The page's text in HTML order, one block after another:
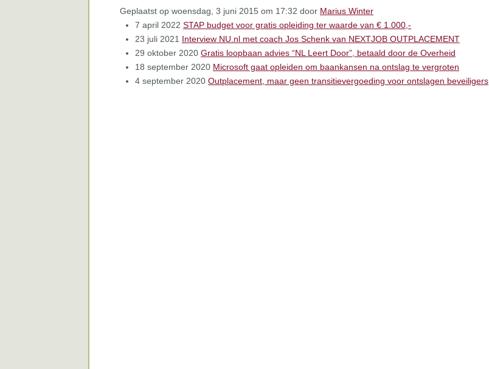
Geplaatst op woensdag, 3 juni 2015 om 17:32 door Marius Winter
7 april 2022 STAP budget voor gratis opleiding ter waarde van € 1.000,-
23 juli 2021 Interview NU.nl met coach Jos Schenk van NEXTJOB OUTPLACEMENT
29 oktober 2020 Gratis loopbaan advies “NL Leert Door”, betaald door de Overheid
18 september 2020 Microsoft gaat opleiden om baankansen na ontslag te vergroten
4 september 2020 Outplacement, maar geen transitievergoeding voor ontslagen beveiligers